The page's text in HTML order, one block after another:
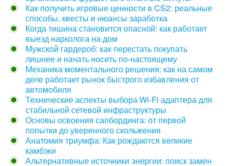
Как получить игровые ценности в CS2: реальные
способы, квесты и нюансы заработка
Когда тишина становится опасной: как работает
выезд нарколога на дом
Мужской гардероб: как перестать покупать
лишнее и начать носить по-настоящему
Механика моментального решения: как на самом
деле работает рынок быстрого избавления от
автомобиля
Технические аспекты выбора Wi-Fi адаптера для
стабильной сетевой инфраструктуры
Основы освоения сапбординга: от первой
попытки до уверенного скольжения
Анатомия триумфа: Как рождаются великие
камбэки
Альтернативные источники энергии: поиск замен